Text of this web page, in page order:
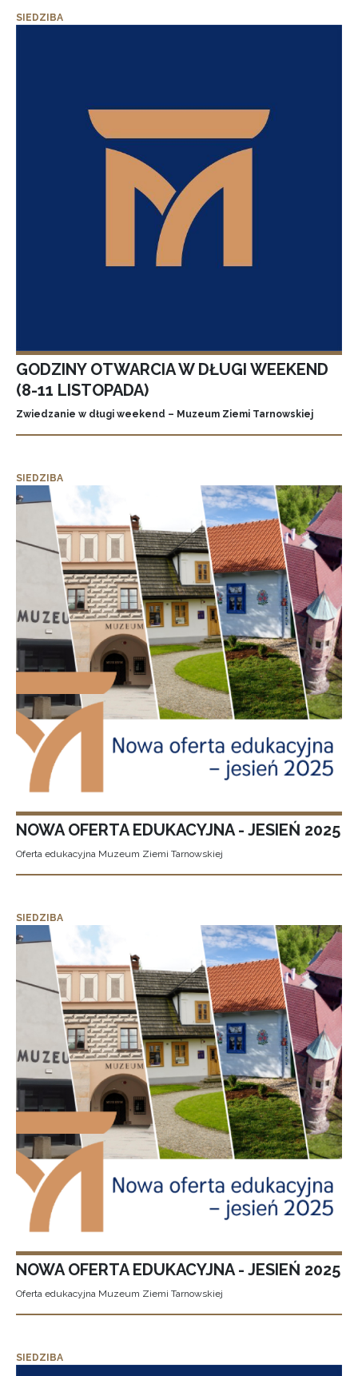
SIEDZIBA
GODZINY OTWARCIA W DŁUGI WEEKEND
(8-11 LISTOPADA)
Zwiedzanie w długi weekend – Muzeum Ziemi Tarnowskiej
SIEDZIBA
NOWA OFERTA EDUKACYJNA - JESIEŃ 2025
Oferta edukacyjna Muzeum Ziemi Tarnowskiej
SIEDZIBA
NOWA OFERTA EDUKACYJNA - JESIEŃ 2025
Oferta edukacyjna Muzeum Ziemi Tarnowskiej
SIEDZIBA